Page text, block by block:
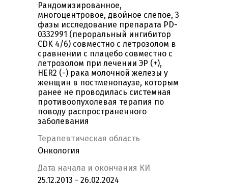
Рандомизированное,
многоцентровое, двойное слепое, 3
фазы исследование препарата PD-
0332991 (пероральный ингибитор
CDK 4/6) совместно с летрозолом в
сравнении с плацебо совместно с
летрозолом при лечении ЭР (+),
HER2 (-) рака молочной железы у
женщин в постменопаузе, которым
ранее не проводилась системная
противоопухолевая терапия по
поводу распространенного
заболевания
Терапевтическая область
Онкология
Дата начала и окончания КИ
25.12.2013 - 26.02.2024